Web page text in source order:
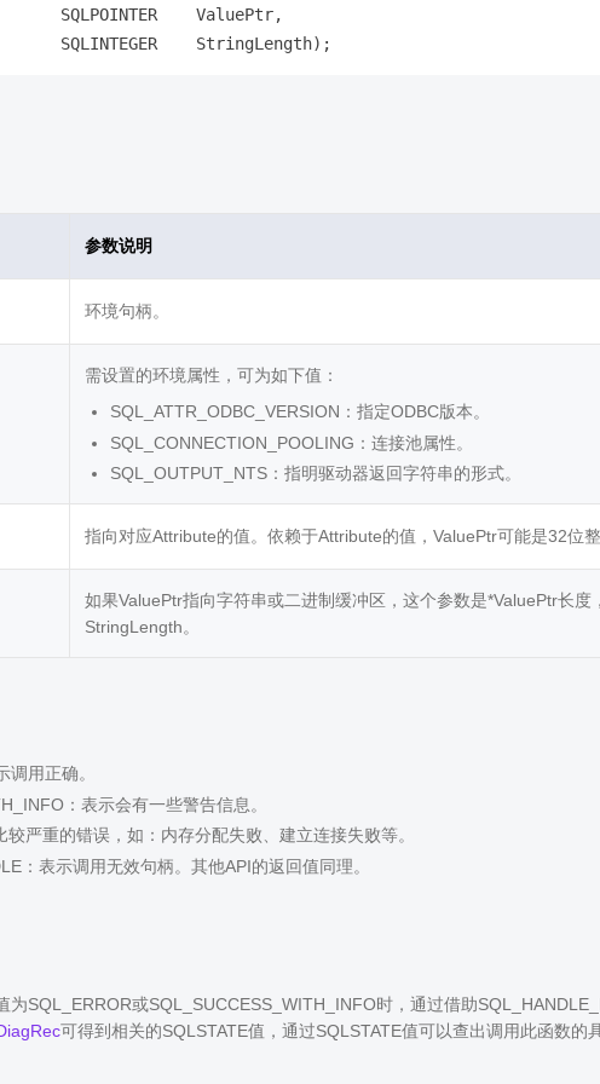
SQLPOINTER    ValuePtr,
参数说明
环境句柄。
需设置的环境属性，可为如下值：
SQL_ATTR_ODBC_VERSION：指定ODBC版本。
SQL_CONNECTION_POOLING：连接池属性。
SQL_OUTPUT_NTS：指明驱动器返回字符串的形式。
指向对应Attribute的值。依赖于Attribute的值，ValuePtr可能是32位
如果ValuePtr指向字符串或二进制缓冲区，这个参数是*ValuePtr长度
StringLength。
调用正确。
：表示会有一些警告信息。
严重的错误，如：内存分配失败、建立连接失败等。
：表示调用无效句柄。其他API的返回值同理。
为SQL_ERROR或SQL_SUCCESS_WITH_INFO时，通过借助
可得到相关的SQLSTATE值，通过SQLSTATE值可以查出调用此函数的